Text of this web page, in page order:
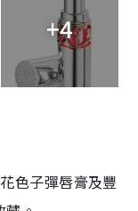
+4
色子彈唇膏及豐